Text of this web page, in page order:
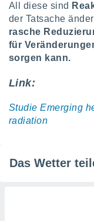
All diese sind
der Tatsache
rasche
für
sorgen kann.
Link:
Studie Emerging
radiation
Das Wetter